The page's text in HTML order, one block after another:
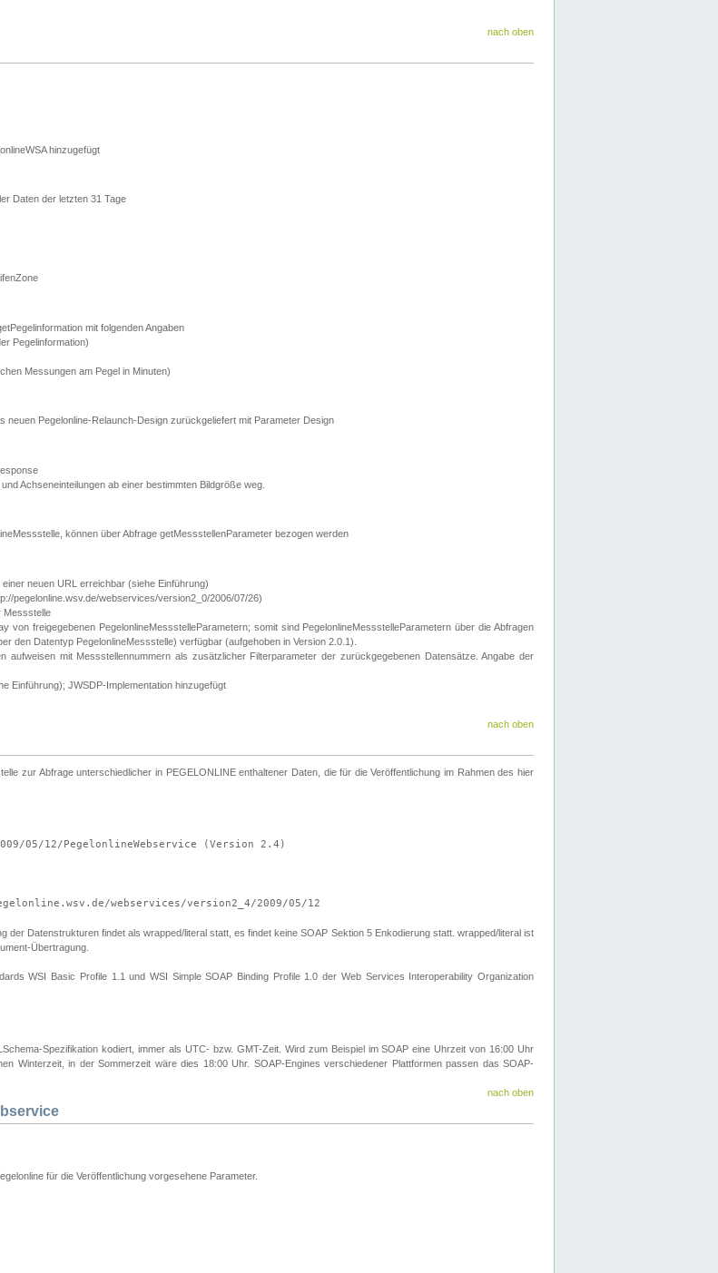
nach oben
hinzugefügt
Daten der letzten 31 Tage
mit folgenden Angaben
Pegelinformation)
Messungen am Pegel in Minuten)
Pegelonline-Relaunch-Design zurückgeliefert mit Parameter Design
Achseneinteilungen ab einer bestimmten Bildgröße weg.
können über Abfrage getMessstellenParameter bezogen werden
neuen URL erreichbar (siehe Einführung)
pegelonline.wsv.de/webservices/version2_0/2006/07/26)
Messstelle
von freigegebenen PegelonlineMessstelleParametern; somit sind PegelonlineMessstelleParametern über die Abfragen
den Datentyp PegelonlineMessstelle) verfügbar (aufgehoben in Version 2.0.1).
aufweisen mit Messstellennummern als zusätzlicher Filterparameter der zurückgegebenen Datensätze. Angabe der
Einführung); JWSDP-Implementation hinzugefügt
nach oben
zur Abfrage unterschiedlicher in PEGELONLINE enthaltener Daten, die für die Veröffentlichung im Rahmen des hier
05/12/PegelonlineWebservice (Version 2.4)
webservices/version2_4/2009/05/12
Datenstrukturen findet als wrapped/literal statt, es findet keine SOAP Sektion 5 Enkodierung statt. wrapped/literal ist
Übertragung.
WSI Basic Profile 1.1 und WSI Simple SOAP Binding Profile 1.0 der Web Services Interoperability Organization
Spezifikation kodiert, immer als UTC- bzw. GMT-Zeit. Wird zum Beispiel im SOAP eine Uhrzeit von 16:00 Uhr
Winterzeit, in der Sommerzeit wäre dies 18:00 Uhr. SOAP-Engines verschiedener Plattformen passen das SOAP-
nach oben
für die Veröffentlichung vorgesehene Parameter.